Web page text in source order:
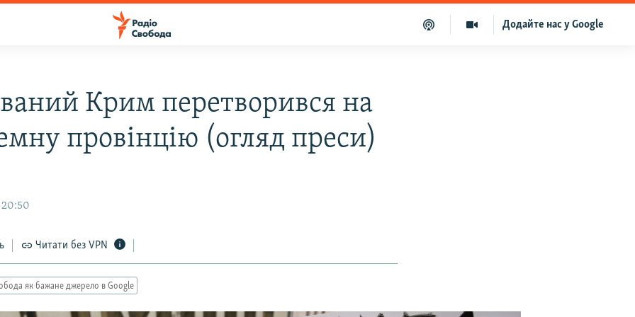
Додайте нас у Google
Крим перетворився на
провінцію (огляд преси)
20:50
Читати без VPN
як бажане джерело в Google